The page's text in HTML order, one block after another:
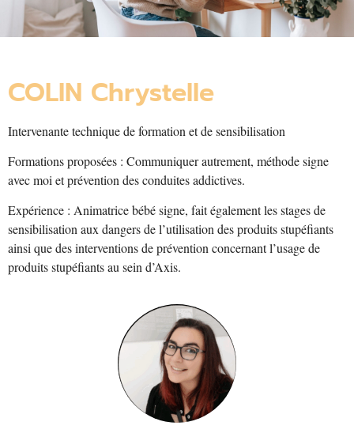
COLIN Chrystelle
Intervenante technique de formation et de sensibilisation
Formations proposées : Communiquer autrement, méthode signe
avec moi et prévention des conduites addictives.
Expérience : Animatrice bébé signe, fait également les stages de
sensibilisation aux dangers de l’utilisation des produits stupéfiants
ainsi que des interventions de prévention concernant l’usage de
produits stupéfiants au sein d’Axis.